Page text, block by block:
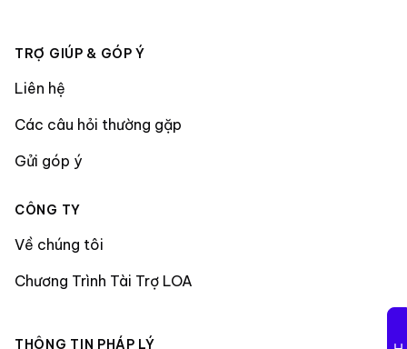
TRỢ GIÚP & GÓP Ý
Liên hệ
Các câu hỏi thường gặp
Gửi góp ý
CÔNG TY
Về chúng tôi
Chương Trình Tài Trợ LOA
THÔNG TIN PHÁP LÝ